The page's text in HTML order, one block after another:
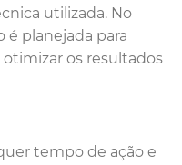
utilizada. No
é planejada para
os resultados
tempo de ação e